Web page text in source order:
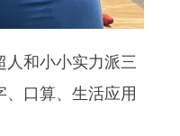
人和小小实力派三
口算、生活应用